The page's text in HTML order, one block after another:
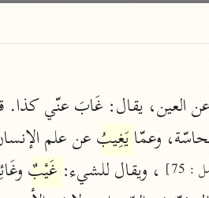
القرآن والعلم الشرعي
مصاحف
العين، يقال: غَابَ عنّي كذا.
وعمّا يَغِيبُ عن علم
: 75] ، ويقال للشيء: غَيْبٌ